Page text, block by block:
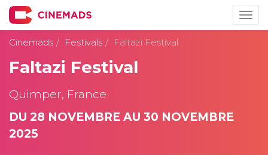
Cinemads
Festivals Faltazi Festival
Faltazi Festival
Quimper, France
DU 28 NOVEMBRE AU 30 NOVEMBRE
2025